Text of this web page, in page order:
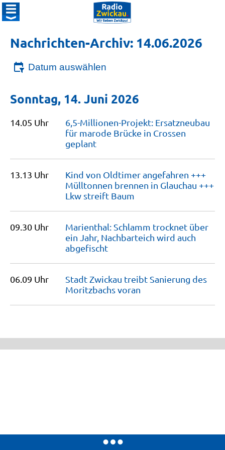
Nachrichten-Archiv: 14.06.2026
Datum auswählen
Sonntag, 14. Juni 2026
14.05 Uhr
6,5-Millionen-Projekt: Ersatzneubau
für marode Brücke in Crossen
geplant
13.13 Uhr
Kind von Oldtimer angefahren +++
Mülltonnen brennen in Glauchau +++
Lkw streift Baum
09.30 Uhr
Marienthal: Schlamm trocknet über
ein Jahr, Nachbarteich wird auch
abgefischt
06.09 Uhr
Stadt Zwickau treibt Sanierung des
Moritzbachsvoran